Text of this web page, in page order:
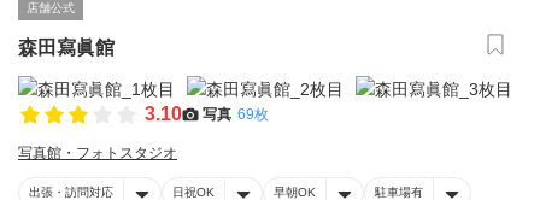
店舗公式
森田寫眞館
3.10 写真 69枚
写真館・フォトスタジオ
出張・訪問対応 日祝OK 早朝OK 駐車場有